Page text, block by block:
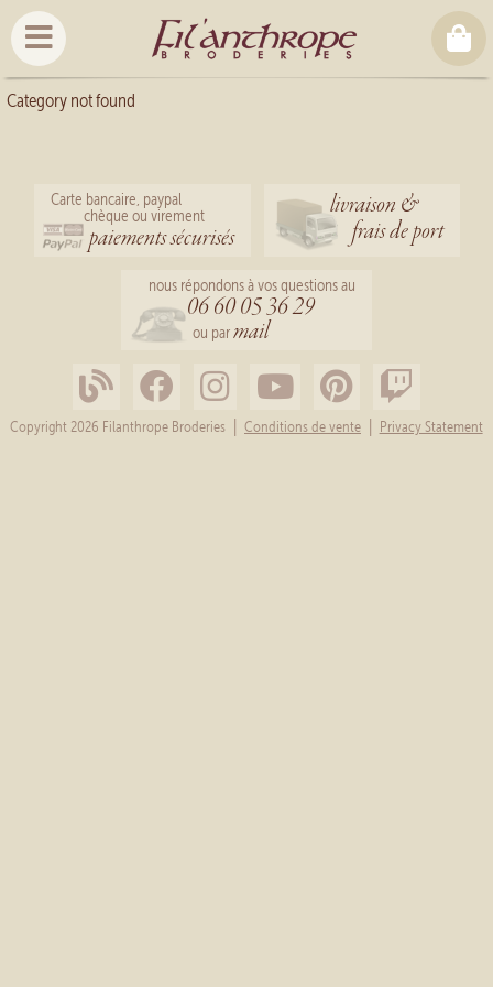
Category not found
Carte bancaire, paypal
chèque ou virement
paiements sécurisés
livraison &
frais de port
nous répondons à vos questions au
06 60 05 36 29
ou parmail
Copyright 2026 Filanthrope Broderies Conditions de vente Privacy Statement